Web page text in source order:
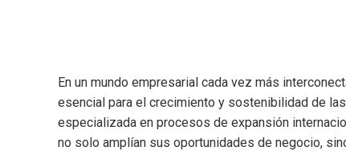
En un mundo empresarial cada vez más
esencial para el crecimiento y sostenibilidad de
especializada en procesos de expansión
no solo amplían sus oportunidades de negocio,